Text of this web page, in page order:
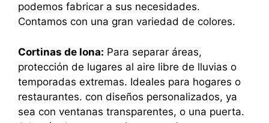
podemos fabricar a sus necesidades.
Contamos con una gran variedad de colores.
Cortinas de lona: Para separar áreas,
protección de lugares al aire libre de lluvias o
temporadas extremas. Ideales para hogares o
restaurantes. con diseños personalizados, ya
sea con ventanas transparentes, o una puerta.